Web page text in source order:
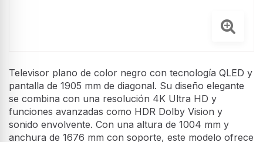
Televisor plano de color negro con tecnología QLED y
pantalla de 1905 mm de diagonal. Su diseño elegante
se combina con una resolución 4K Ultra HD y
funciones avanzadas como HDR Dolby Vision y
sonido envolvente. Con una altura de 1004 mm y
anchura de 1676 mm con soporte, este modelo ofrece